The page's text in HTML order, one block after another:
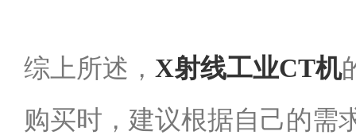
综上所述， X射线工业CT机
购买时，建议根据自己的需